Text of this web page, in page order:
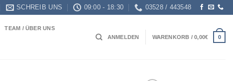
SCHREIB UNS 09:00 - 18:30 03528 / 443548
TEAM / ÜBER UNS
ANMELDEN WARENKORB /0,00€ 0